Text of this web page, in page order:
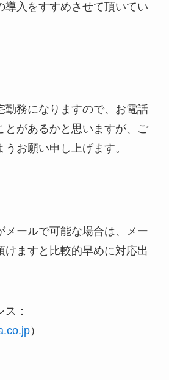
導入をすすめさせて頂いてい
勤務になりますので、お電話
とがあるかと思いますが、ご
お願い申し上げます。
メールで可能な場合は、メー
けますと比較的早めに対応出
ス：
）